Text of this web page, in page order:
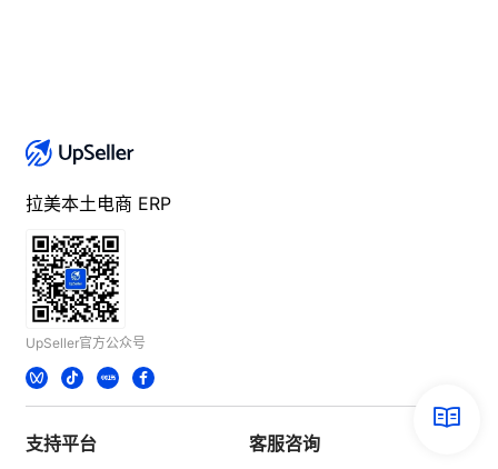
拉美本土电商 ERP
UpSeller官方公众号
支持平台 客服咨询